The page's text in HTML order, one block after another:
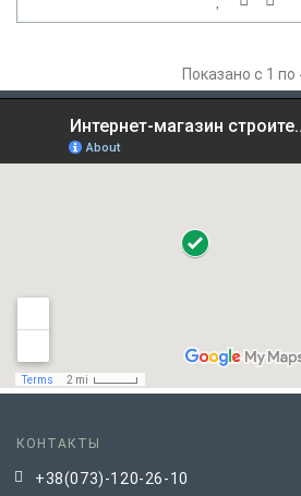
Показано с 1
КОНТАКТЫ
+38(073)-120-26-10